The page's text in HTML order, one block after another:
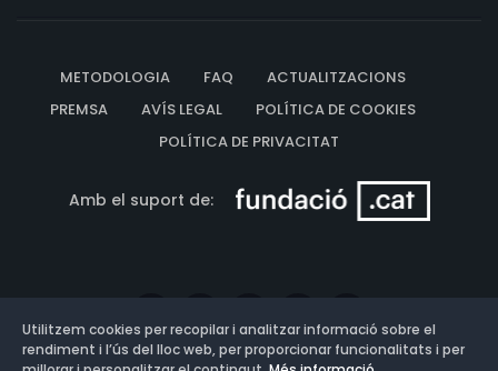
METODOLOGIA FAQ
ACTUALITZACIONS
PREMSA
AVÍS LEGAL
POLÍTICA DE COOKIES
POLÍTICA DE PRIVACITAT
Amb el suport de:
Utilitzem cookies per recopilar i analitzar informació sobre el
rendiment i l’ús del lloc web, per proporcionar funcionalitats i per